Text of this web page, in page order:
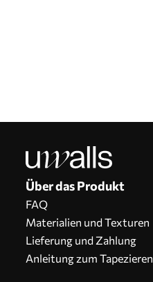
Über das Produkt
FAQ
Materialien und Texturen
Lieferung und Zahlung
Anleitung zum Tapezieren